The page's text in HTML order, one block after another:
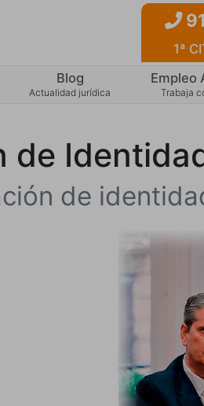
1ª
Blog
Actualidad jurídica
Empleo
Trabaja
de
de